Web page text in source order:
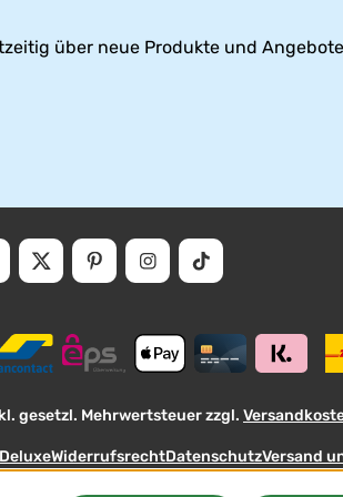
über neue Produkte und
gesetzl. Mehrwertsteuer zzgl.
WiderrufsrechtDatenschutzVersand